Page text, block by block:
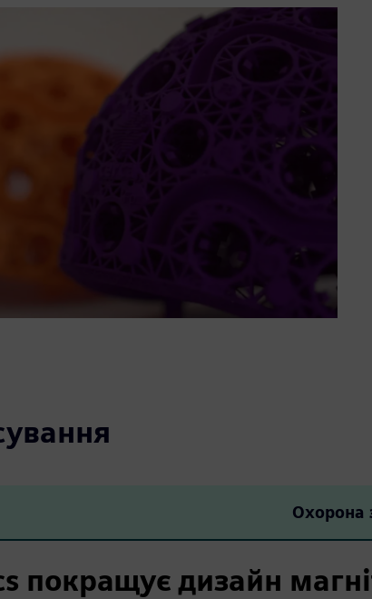
Охорона
покращує дизайн